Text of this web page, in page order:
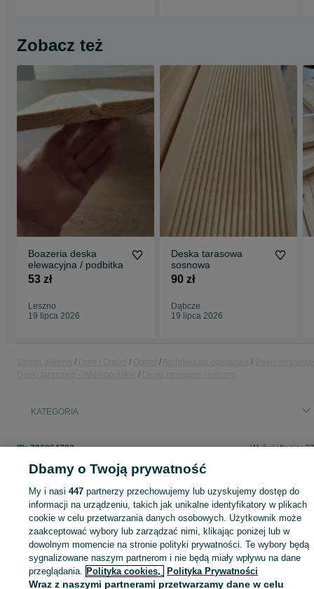
Zobacz też
Boazeria deska
elewacyjna / podbitka
53 zł
Leszno
19 lipca 2026
Deska tarasowa
sosnowa
90 zł
Dąbcze
19 lipca 2026
KATEGORIA
ID:700064703 Wyświetlenia:
Zaloguj się lub załóż konto na OLX, aby skontaktować się z
sprzedającym
Zaloguj się / Załóż konto
Dbamy o Twoją prywatność
My i nasi447 partnerzy przechowujemy lub uzyskujemy dostęp do
informacji na urządzeniu, takich jak unikalne identyfikatory w plikach
cookie w celu przetwarzania danych osobowych. Użytkownik może
zaakceptować wybory lub zarządzać nimi, klikając poniżej lub w
dowolnym momencie na stronie polityki prywatności. Te wybory będą
sygnalizowane naszym partnerom i nie będą miały wpływu na dane
przeglądania. Polityka cookies, Polityka Prywatności
Wraz z naszymi partnerami przetwarzamy dane w celu